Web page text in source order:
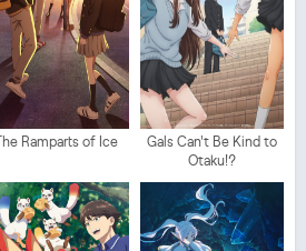
Ramparts of Ice
Gals Can't Be Kind to
Otaku!?